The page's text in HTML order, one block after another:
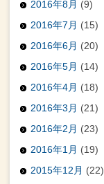
2016年8月 (9)
2016年7月 (15)
2016年6月 (20)
2016年5月 (14)
2016年4月 (18)
2016年3月 (21)
2016年2月 (23)
2016年1月 (19)
2015年12月 (22)